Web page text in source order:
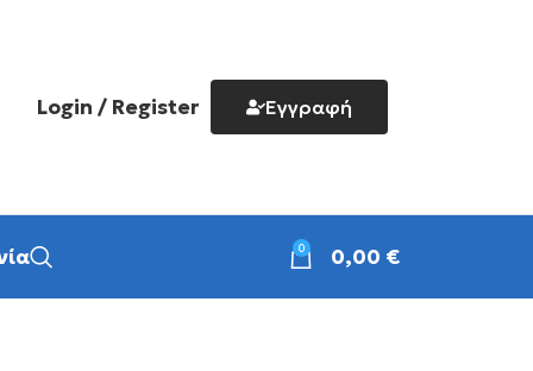
Login / Register Εγγραφή
0 0,00 €